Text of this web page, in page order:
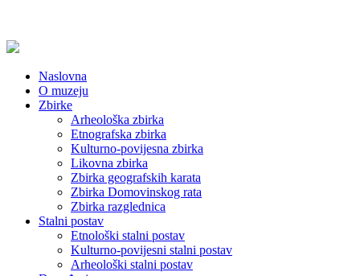
Naslovna
O muzeju
Zbirke
Arheološka zbirka
Etnografska zbirka
Kulturno-povijesna zbirka
Likovna zbirka
Zbirka geografskih karata
Zbirka Domovinskog rata
Zbirka razglednica
Stalni postav
Etnološki stalni postav
Kulturno-povijesni stalni postav
Arheološki stalni postav